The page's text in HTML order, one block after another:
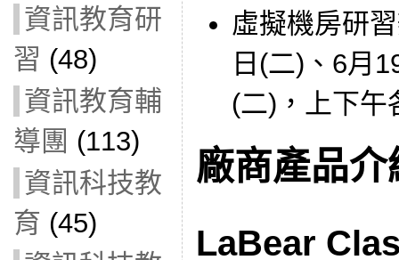
資訊教育研
習 (48)
資訊教育輔
導團 (113)
資訊科技教
育 (45)
虛擬機房研
日(二)、6月
(二)，上下午
廠商產品介
LaBear